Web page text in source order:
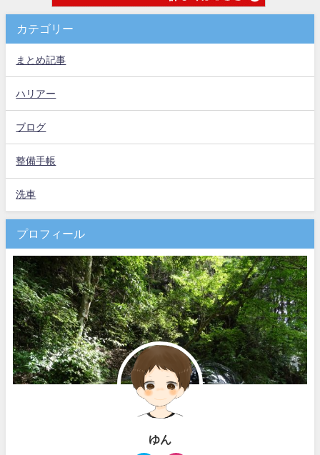
カテゴリー
まとめ記事
ハリアー
ブログ
整備手帳
洗車
プロフィール
ゆん